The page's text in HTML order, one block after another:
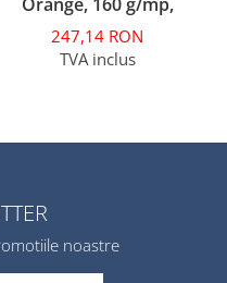
MASTERNET CLASSIC,
50mp
247,14 RON
TVA inclus
noastre